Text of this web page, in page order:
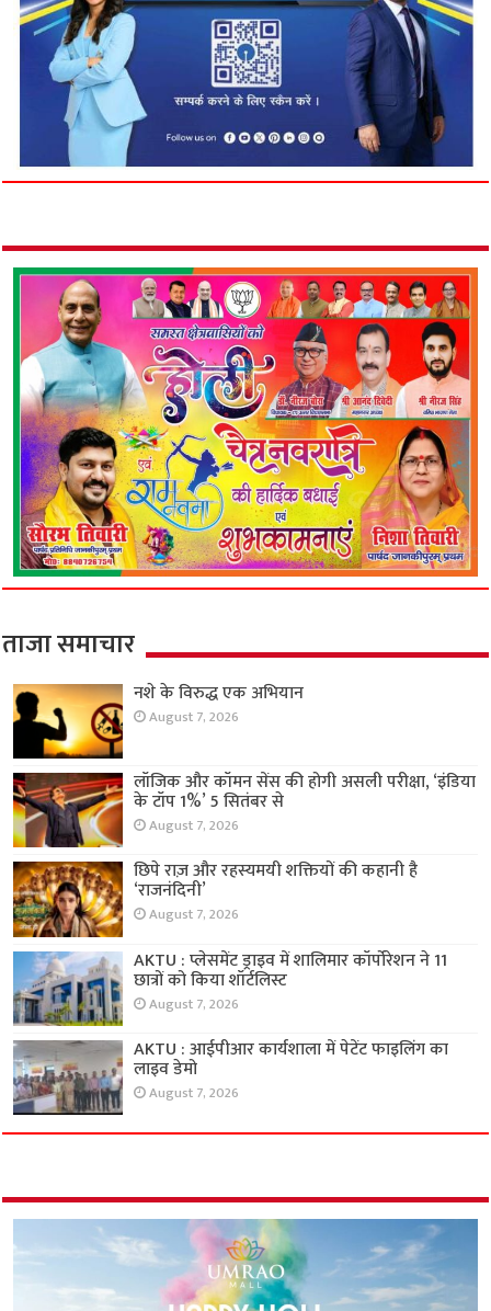
ताजा समाचार
नशे के विरुद्ध एक अभियान
August 7, 2026
लॉजिक और कॉमन सेंस की होगी असली परीक्षा, ‘इंडिया
के टॉप 1%’ 5 सितंबर से
August 7, 2026
छिपे राज़ और रहस्यमयी शक्तियों की कहानी है
‘राजनंदिनी’
August 7, 2026
AKTU : प्लेसमेंट ड्राइव में शालिमार कॉर्पोरेशन ने 11
छात्रों को किया शॉर्टलिस्ट
August 7, 2026
AKTU : आईपीआर कार्यशाला में पेटेंट फाइलिंग का
लाइव डेमो
August 7, 2026